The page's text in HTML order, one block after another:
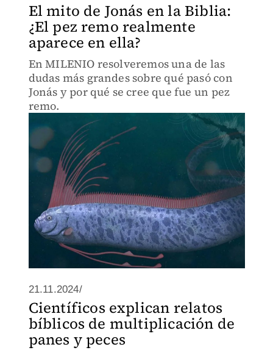
El mito de Jonás en la Biblia:
¿El pez remo realmente
aparece en ella?
En MILENIO resolveremos una de las
dudas más grandes sobre qué pasó con
Jonás y por qué se cree que fue un pez
remo.
21.11.2024/
Científicos explican relatos
bíblicos de multiplicación de
panes y peces